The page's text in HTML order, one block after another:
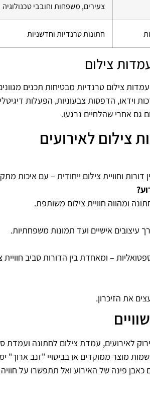
צעירים, משפחות וחובבי טכנולוגיה
חתונות טרנדיות וחדשניות
צילום
צילום טרנדיות מבטיחות תכנים
וידאו, הדפסות צבעוניות, הפעלות
גם אחרי שהלחיים נרגעו.
צילום לאירועים
וחוויית צילום ייחודית – עם איכות
ומהווה חוויית צילום משותפת.
עיצובים אישיים ועד תמונות משפחתיות.
– ומאחדת בין הדורות סביב חוויית
את הזיכרון.
לאירועים, עמדת צילום לחתונה ועמדת
מוצר ממוקדים או בביטויי "זנב ארוך"
פינה של האירוע ואל תתפשרו על חוויה